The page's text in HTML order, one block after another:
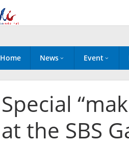
Home News Event
Special
at the SBS